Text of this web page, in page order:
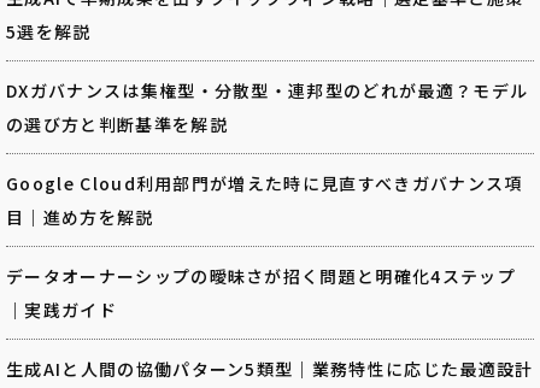
5選を解説
DXガバナンスは集権型・分散型・連邦型のどれが最適？モデル
の選び方と判断基準を解説
Google Cloud利用部門が増えた時に見直すべきガバナンス項
目｜進め方を解説
データオーナーシップの曖昧さが招く問題と明確化4ステップ
｜実践ガイド
生成AIと人間の協働パターン5類型｜業務特性に応じた最適設計